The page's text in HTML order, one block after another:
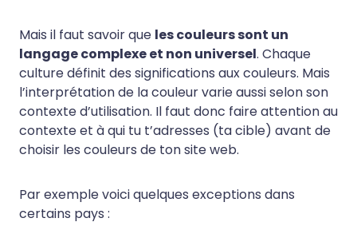
Mais il faut savoir que les couleurs sont un
langage complexe et non universel. Chaque
culture définit des significations aux couleurs. Mais
l’interprétation de la couleur varie aussi selon son
contexte d’utilisation. Il faut donc faire attention au
contexte et à qui tu t’adresses (ta cible) avant de
choisir les couleurs de ton site web.
Par exemple voici quelques exceptions dans
certains pays :